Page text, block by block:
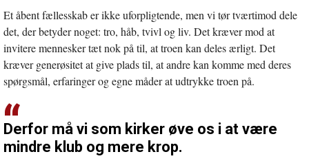
Et åbent fællesskab er ikke uforpligtende, men vi tør tværtimod dele
det, der betyder noget: tro, håb, tvivl og liv. Det kræver mod at
invitere mennesker tæt nok på til, at troen kan deles ærligt. Det
kræver generøsitet at give plads til, at andre kan komme med deres
spørgsmål, erfaringer og egne måder at udtrykke troen på.
Derfor må vi som kirker øve os i at være
mindre klub og mere krop.